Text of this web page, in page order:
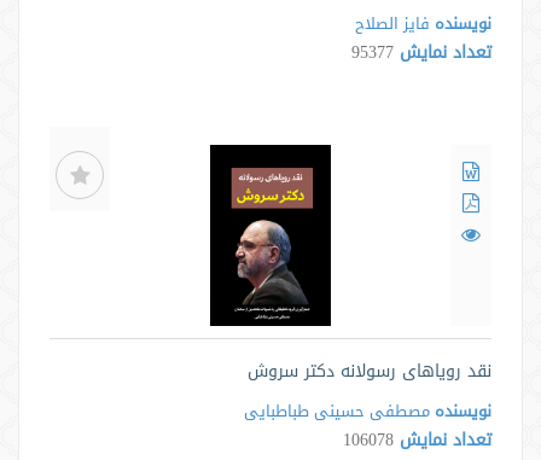
نویسنده فايز الصلاح
تعداد نمایش 95377
نقد رویاهای رسولانه دکتر سروش
نویسنده مصطفی حسینی طباطبایی
تعداد نمایش 106078